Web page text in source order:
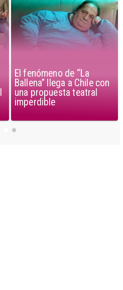
El fenómeno de “La
Ballena” llega a Chile con
una propuesta teatral
imperdible